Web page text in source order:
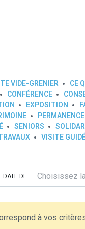
VIDE-GRENIER CE
CONFÉRENCE
EXPOSITION
SENIORS
VISITE
DATE DE :
à vos